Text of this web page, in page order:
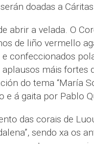
doadas a
abrir a velada. O
de liño vermello
confeccionados
máis fortes
do tema “María
á gaita por Pablo
das corais de
sendo xa os